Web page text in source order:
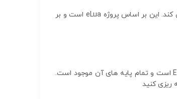
به طور پیش‌فرض، عبارت NodeMCU به سفت‌افزار اشاره دارد تا کیت‌های توسعه‌دهنده. سیستم عامل از زبان برنامه نویسی Lua استفاده می کند. این بر اساس پروژه eLua است و بر
برد توسعه NodeMCU یک کارت وای فای است که برای استفاده در پروژه های اینترنت اشیا طراحی شده است. این بر اساس یک مدار ESP8266 است و تمام پایه های آن موجود است.